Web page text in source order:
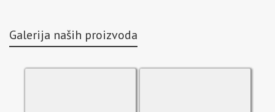
Galerija naših proizvoda